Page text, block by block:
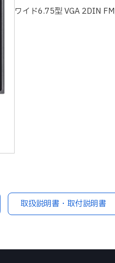
ワイド6.75型 VGA 2DIN
取扱説明書・取付説明書